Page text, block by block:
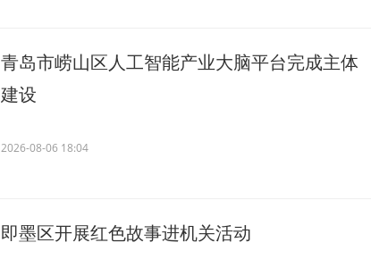
青岛市崂山区人工智能产业大脑平台完成主体
建设
2026-08-06 18:04
即墨区开展红色故事进机关活动